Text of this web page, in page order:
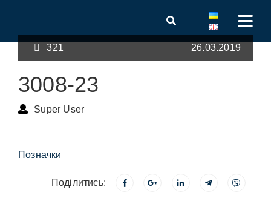
321 26.03.2019
3008-23
Super User
Позначки
Поділитись: